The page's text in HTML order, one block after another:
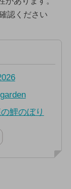
認ください
鯉のぼり